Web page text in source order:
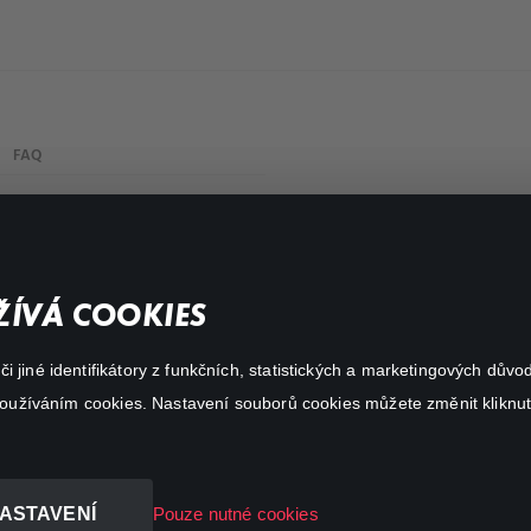
COOKIES
jiné identifikátory z funkčních, statistických a marketingových
cookies. Nastavení souborů cookies můžete změnit
Pouze nutné cookies
FAQ